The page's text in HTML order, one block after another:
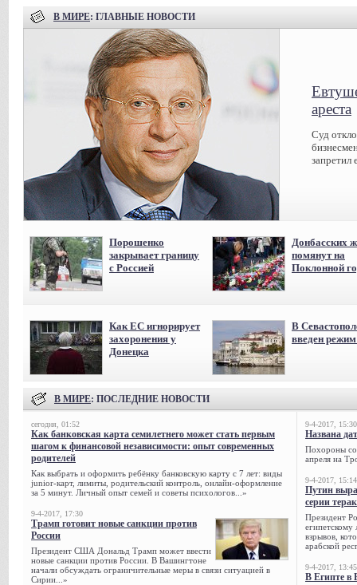
В МИРЕ: ГЛАВНЫЕ НОВОСТИ
ареста
Суд
запретил
Порошенко
закрывает границу
с Россией
Донбасских
помянут на
Поклонной
Как ЕС игнорирует
захоронения у
Донецка
В
введен
В МИРЕ: ПОСЛЕДНИЕ НОВОСТИ
сегодня, 01:52
Как банковская карта семилетнего может стать первым
шагом к финансовой независимости: опыт современных
родителей
Как выбрать и оформить ребёнку банковскую карту с 7 лет: виды
junior-карт, лимиты, родительский контроль, онлайн-оформление
за 5 минут. Личный опыт семей и советы психологов...»
9-4-2017, 17:30
Трамп готовит новые санкции против
России
Президент США Дональд Трамп может ввести
новые санкции против России. В Вашингтоне
начали обсуждать ограничительные меры в связи ситуацией в
Сирии...»
9-4-2017, 15:30
Названа
Похороны
апреля на
9-4-2017, 15:14
Путин
серии
Президент
египетскому
взрывов,
арабской
9-4-2017, 13:45
В Египте в